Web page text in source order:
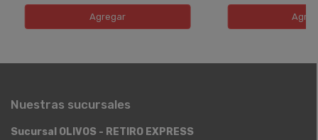
Agregar
Nuestras sucursales
Sucursal OLIVOS - RETIRO EXPRESS